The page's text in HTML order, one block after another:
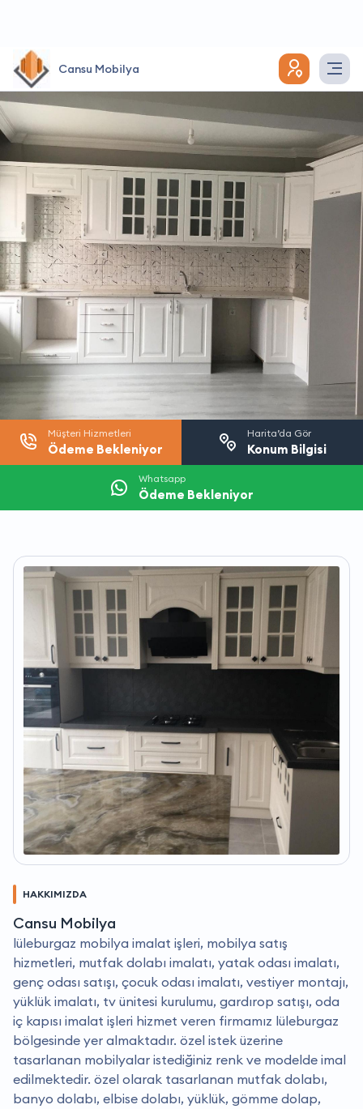
Cansu Mobilya
Müşteri Hizmetleri
Ödeme Bekleniyor
Harita’da Gör
Konum Bilgisi
Whatsapp
Ödeme Bekleniyor
HAKKIMIZDA
Cansu Mobilya
lüleburgaz mobilya imalat işleri, mobilya satış
hizmetleri, mutfak dolabı imalatı, yatak odası imalatı,
genç odası satışı, çocuk odası imalatı, vestiyer montajı,
yüklük imalatı, tv ünitesi kurulumu, gardırop satışı, oda
iç kapısı imalat işleri hizmet veren firmamız lüleburgaz
bölgesinde yer almaktadır. özel istek üzerine
tasarlanan mobilyalar istediğiniz renk ve modelde imal
edilmektedir. özel olarak tasarlanan mutfak dolabı,
banyo dolabı, elbise dolabı, yüklük, gömme dolap,